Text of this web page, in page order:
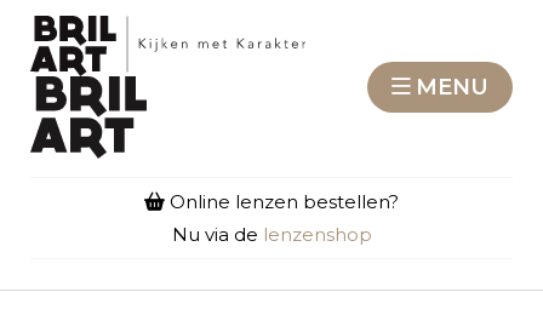
MENU
Online lenzen bestellen?
Nu via de lenzenshop